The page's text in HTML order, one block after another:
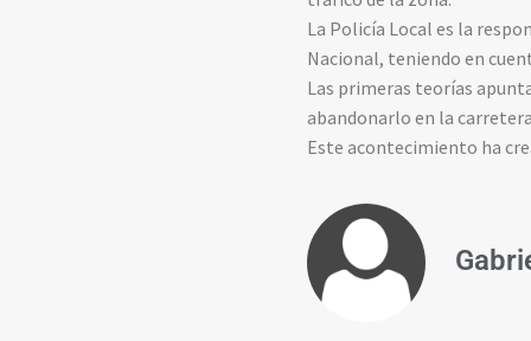
La Policía Local es la
Nacional, teniendo en
Las primeras teorías
abandonarlo en la
Este acontecimiento ha